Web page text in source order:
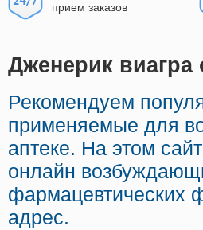
прием заказов
Дженерик виагра
Рекомендуем
применяемые для
аптеке. На этом
онлайн
фармацевтических
адрес.